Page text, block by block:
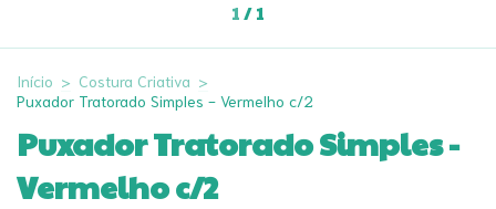
1/1
Início > Costura Criativa >
Puxador Tratorado Simples - Vermelho c/2
Puxador Tratorado Simples -
Vermelho c/2